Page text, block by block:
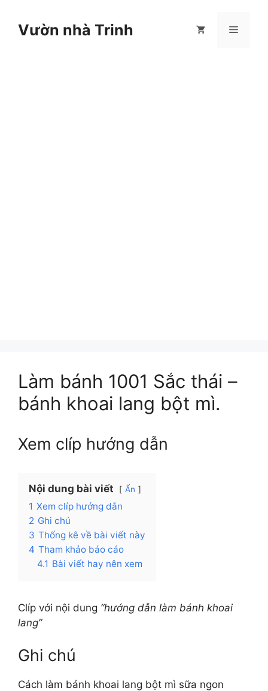
Vườn nhà Trinh Menu
Làm bánh 1001 Sắc thái –
bánh khoai lang bột mì.
Xem clíp hướng dẫn
Nội dung bài viết Ẩn
1 Xem clíp hướng dẫn
2 Ghi chú
3 Thống kê về bài viết này
4 Tham khảo báo cáo
4.1 Bài viết hay nên xem
Clíp với nội dung “hướng dẫn làm bánh khoai
lang”
Ghi chú
Cách làm bánh khoai lang bột mì sữa ngon